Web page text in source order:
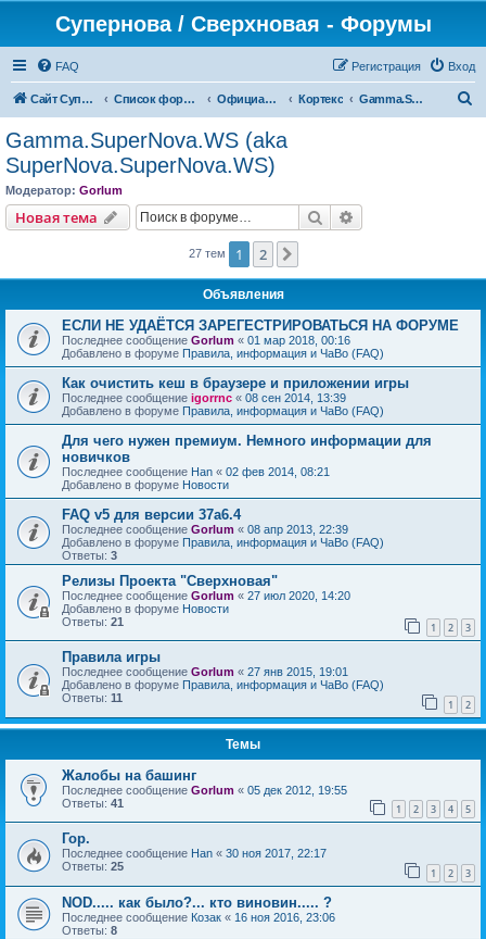
Супернова / Сверхновая - Форумы
FAQ Вход
Регистрация
Сайт СуперНова Список форумов Официальные сервера проекта "Сверхновая" (*.supernova.ws) Кортекс Gamma.SuperNova.WS (aka SuperNova.SuperNova.WS)
Gamma.SuperNova.WS (aka
SuperNova.SuperNova.WS)
Модератор: Gorlum
Новая тема Поиск
27 тем 1 2
Объявления
ЕСЛИ НЕ УДАЁТСЯ ЗАРЕГЕСТРИРОВАТЬСЯ НА ФОРУМЕ
Последнее сообщение Gorlum « 01 мар 2018, 00:16
Добавлено в форуме Правила, информация и ЧаВо (FAQ)
Как очистить кеш в браузере и приложении игры
Последнее сообщение igorrnc « 08 сен 2014, 13:39
Добавлено в форуме Правила, информация и ЧаВо (FAQ)
Для чего нужен премиум. Немного информации для
новичков
Последнее сообщение Han « 02 фев 2014, 08:21
Добавлено в форуме Новости
FAQ v5 для версии 37a6.4
Последнее сообщение Gorlum « 08 апр 2013, 22:39
Добавлено в форуме Правила, информация и ЧаВо (FAQ)
Ответы: 3
Релизы Проекта "Сверхновая"
Последнее сообщение Gorlum « 27 июл 2020, 14:20
Добавлено в форуме Новости
Ответы: 21 1 2 3
Правила игры
Последнее сообщение Gorlum « 27 янв 2015, 19:01
Добавлено в форуме Правила, информация и ЧаВо (FAQ)
Ответы: 11 1 2
Темы
Жалобы на башинг
Последнее сообщение Gorlum « 05 дек 2012, 19:55
Ответы: 41 1 2 3 4 5
Гор.
Последнее сообщение Han « 30 ноя 2017, 22:17
Ответы: 25 1 2 3
NOD..... как было?... кто виновин..... ?
Последнее сообщение Козак « 16 ноя 2016, 23:06
Ответы: 8